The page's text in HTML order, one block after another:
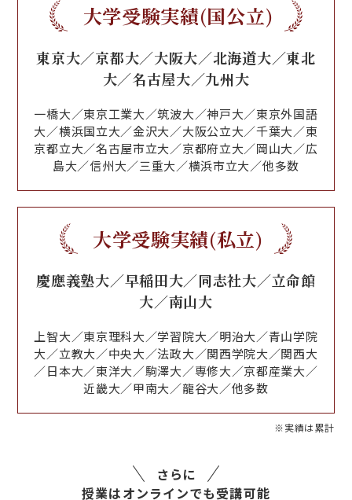
大学受験実績(国公立)
東京大／京都大／大阪大／北海道大／東北
大／名古屋大／九州大
一橋大／東京工業大／筑波大／神戸大／東京外国語
大／横浜国立大／金沢大／大阪公立大／千葉大／東
京都立大／名古屋市立大／京都府立大／岡山大／広
島大／信州大／三重大／横浜市立大／他多数
大学受験実績(私立)
慶應義塾大／早稲田大／同志社大／立命館
大／南山大
上智大／東京理科大／学習院大／明治大／青山学院
大／立教大／中央大／法政大／関西学院大／関西大
／日本大／東洋大／駒澤大／専修大／京都産業大／
近畿大／甲南大／龍谷大／他多数
※実績は累計
さらに
授業はオンラインでも受講可能